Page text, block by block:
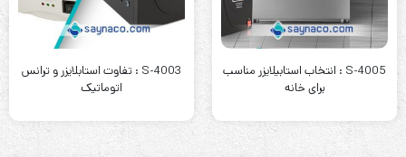
S-4005 : انتخاب استابیلایزر مناسب
برای خانه
S-4003 : تفاوت استابلایزر و ترانس
اتوماتیک